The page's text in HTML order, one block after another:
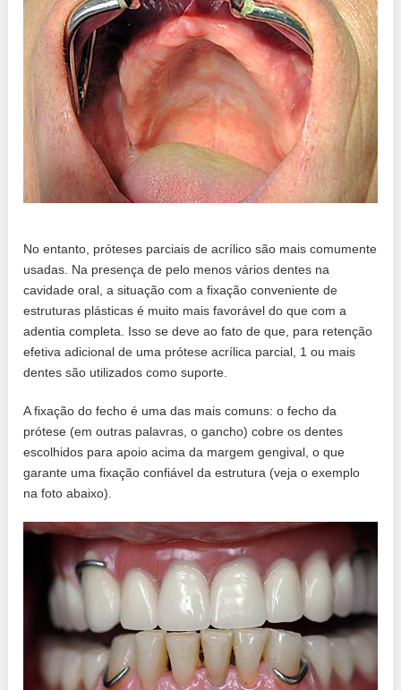
No entanto, próteses parciais de acrílico são mais comumente
usadas. Na presença de pelo menos vários dentes na
cavidade oral, a situação com a fixação conveniente de
estruturas plásticas é muito mais favorável do que com a
adentia completa. Isso se deve ao fato de que, para retenção
efetiva adicional de uma prótese acrílica parcial, 1 ou mais
dentes são utilizados como suporte.
A fixação do fecho é uma das mais comuns: o fecho da
prótese (em outras palavras, o gancho) cobre os dentes
escolhidos para apoio acima da margem gengival, o que
garante uma fixação confiável da estrutura (veja o exemplo
na foto abaixo).